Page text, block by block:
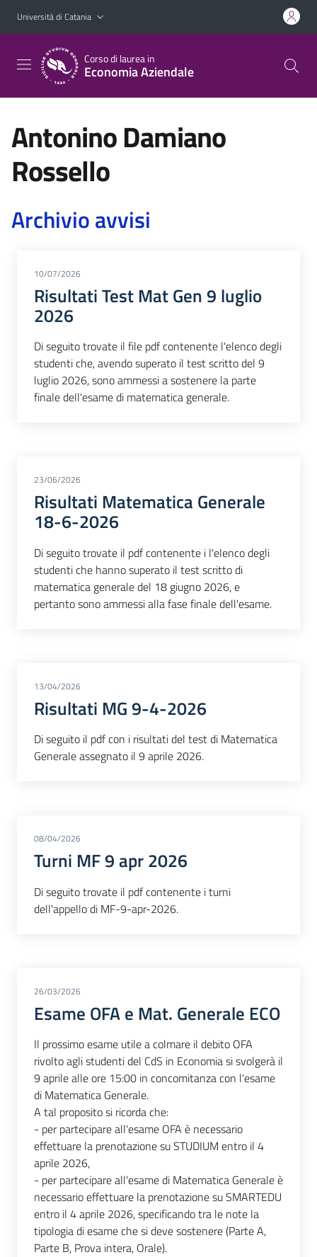
Vai al contenuto principale
Vai al menu di navigazione
Università di Catania
Corso di laurea in
Economia Aziendale
Antonino Damiano
Rossello
Archivio avvisi
10/07/2026
Risultati Test Mat Gen 9 luglio
2026
Di seguito trovate il file pdf contenente l'elenco degli
studenti che, avendo superato il test scritto del 9
luglio 2026, sono ammessi a sostenere la parte
finale dell'esame di matematica generale.
23/06/2026
Risultati Matematica Generale
18-6-2026
Di seguito trovate il pdf contenente i l'elenco degli
studenti che hanno superato il test scritto di
matematica generale del 18 giugno 2026, e
pertanto sono ammessi alla fase finale dell'esame.
13/04/2026
Risultati MG 9-4-2026
Di seguito il pdf con i risultati del test di Matematica
Generale assegnato il 9 aprile 2026.
08/04/2026
Turni MF 9 apr 2026
Di seguito trovate il pdf contenente i turni
dell'appello di MF-9-apr-2026.
26/03/2026
Esame OFA e Mat. Generale ECO
Il prossimo esame utile a colmare il debito OFA
rivolto agli studenti del CdS in Economia si svolgerà il
9 aprile alle ore 15:00 in concomitanza con l'esame
di Matematica Generale.
A tal proposito si ricorda che:
- per partecipare all'esame OFA è necessario
effettuare la prenotazione su STUDIUM entro il 4
aprile 2026,
- per partecipare all'esame di Matematica Generale è
necessario effettuare la prenotazione su SMARTEDU
entro il 4 aprile 2026, specificando tra le note la
tipologia di esame che si deve sostenere (Parte A,
Parte B, Prova intera, Orale).